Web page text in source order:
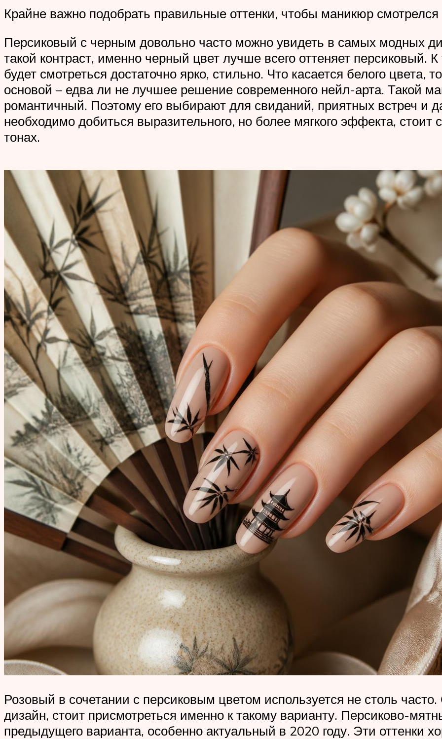
Крайне важно подобрать правильные оттенки, чтобы маникюр смотрелся
Персиковый с черным довольно часто можно увидеть в самых модных
такой контраст, именно черный цвет лучше всего оттеняет персиковый.
будет смотреться достаточно ярко, стильно. Что касается белого цвета,
основой – едва ли не лучшее решение современного нейл-арта. Такой
романтичный. Поэтому его выбирают для свиданий, приятных встреч и
необходимо добиться выразительного, но более мягкого эффекта,
тонах.
Розовый в сочетании с персиковым цветом используется не столь
дизайн, стоит присмотреться именно к такому варианту. Персиково-
предыдущего варианта, особенно актуальный в 2020 году. Эти оттенки